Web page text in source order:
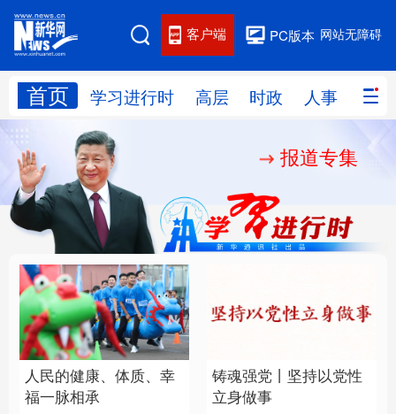
网站无障碍
PC版本
客户端
首页 学习进行时 高层 时政 人事 国际
网站地图
学习进行时 人事
国际 财经 网评
思客智库 全球连线 教育
科技 科创
文化 书画
访谈 视频 图片 政务
报道专集
人民的健康、体质、幸
福一脉相承
铸魂强党丨坚持以党性
立身做事